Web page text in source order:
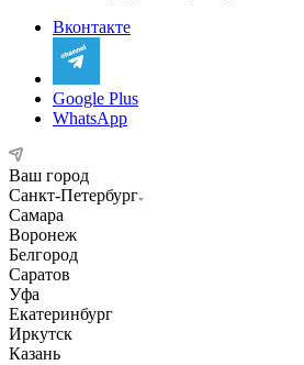
Вконтакте
Google Plus
WhatsApp
Ваш город
Санкт-Петербург
Самара
Воронеж
Белгород
Саратов
Уфа
Екатеринбург
Иркутск
Казань